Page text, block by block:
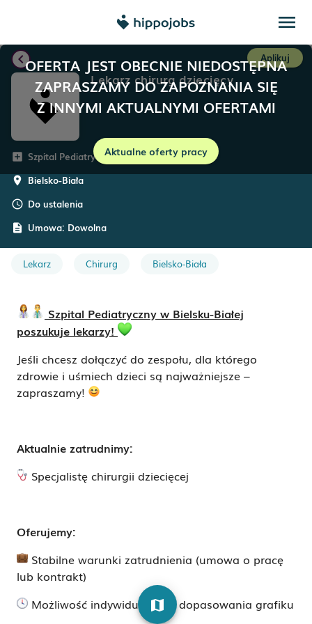
menu
OFERTA JEST OBECNIE NIEDOSTĘPNA
ZAPRASZAMY DO ZAPOZNANIA SIĘ
Z INNYMI AKTUALNYMI OFERTAMI
Aktualne oferty pracy
chevron_left Aplikuj
Lekarz chirurg dziecięcy
add_box Szpital Pediatryczny w Bielsku-Białej
room Bielsko-Biała
schedule Do ustalenia
description Umowa: Dowolna
Lekarz Chirurg Bielsko-Biała
Szpital Pediatryczny w Bielsku-Białej
poszukuje lekarzy!
Jeśli chcesz dołączyć do zespołu, dla którego
zdrowie i uśmiech dzieci są najważniejsze –
zapraszamy!
Aktualnie zatrudnimy:
Specjalistę chirurgii dziecięcej
Oferujemy:
Stabilne warunki zatrudnienia (umowa o pracę
lub kontrakt)
Możliwość indywidualnego dopasowania grafiku
map